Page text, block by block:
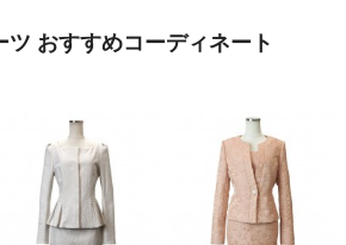
ツ おすすめコーディネート